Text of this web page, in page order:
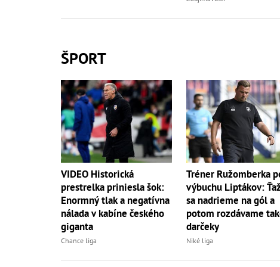
ŠPORT
VIDEO Historická
prestrelka priniesla šok:
Enormný tlak a negatívna
nálada v kabíne českého
giganta
Chance liga
Tréner Ružomberka
výbuchu Liptákov:
sa nadrieme na gól a
potom rozdávame
darčeky
Niké liga